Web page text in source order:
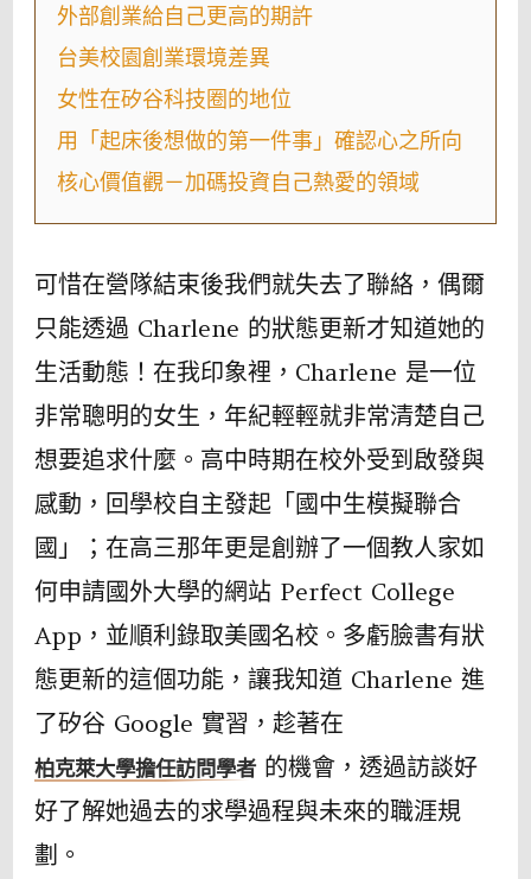
外部創業給自己更高的期許
台美校園創業環境差異
女性在矽谷科技圈的地位
用「起床後想做的第一件事」確認心之所向
核心價值觀－加碼投資自己熱愛的領域
可惜在營隊結束後我們就失去了聯絡，偶爾
只能透過 Charlene 的狀態更新才知道她的
生活動態！在我印象裡，Charlene 是一位
非常聰明的女生，年紀輕輕就非常清楚自己
想要追求什麼。高中時期在校外受到啟發與
感動，回學校自主發起「國中生模擬聯合
國」；在高三那年更是創辦了一個教人家如
何申請國外大學的網站 Perfect College
App，並順利錄取美國名校。多虧臉書有狀
態更新的這個功能，讓我知道 Charlene 進
了矽谷 Google 實習，趁著在
柏克萊大學擔任訪問學者的機會，透過訪談好
好了解她過去的求學過程與未來的職涯規
劃。